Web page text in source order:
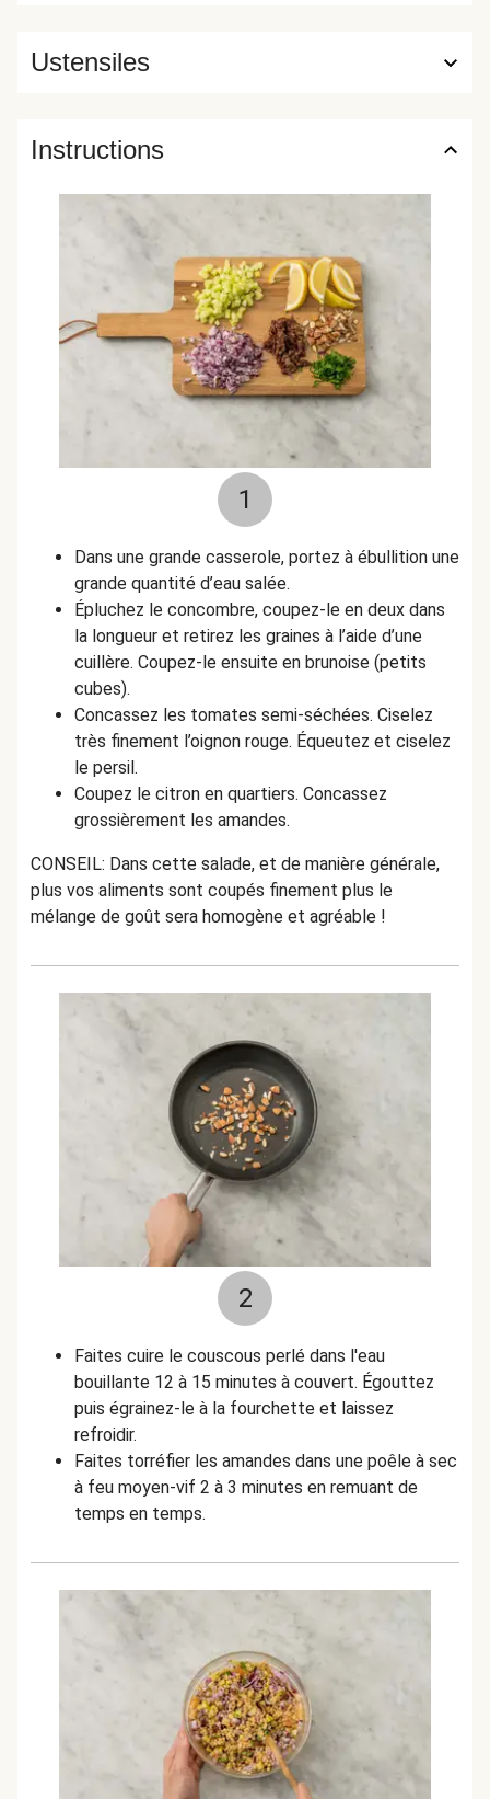
Ustensiles
Instructions
1
Dans une grande casserole, portez à ébullition une
grande quantité d’eau salée.
Épluchez le concombre, coupez-le en deux dans
la longueur et retirez les graines à l’aide d’une
cuillère. Coupez-le ensuite en brunoise (petits
cubes).
Concassez les tomates semi-séchées. Ciselez
très finement l’oignon rouge. Équeutez et ciselez
le persil.
Coupez le citron en quartiers. Concassez
grossièrement les amandes.
CONSEIL: Dans cette salade, et de manière générale,
plus vos aliments sont coupés finement plus le
mélange de goût sera homogène et agréable !
2
Faites cuire le couscous perlé dans l'eau
bouillante 12 à 15 minutes à couvert. Égouttez
puis égrainez-le à la fourchette et laissez
refroidir.
Faites torréfier les amandes dans une poêle à sec
à feu moyen-vif 2 à 3 minutes en remuant de
temps en temps.